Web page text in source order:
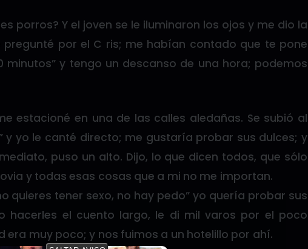
porros? Y el joven se le iluminaron los ojos y me dio la
por el C ris; me habían contado que te pone
minutos” y tengo un descanso de una hora; podemos
estacioné en una de las calles aledañas. Se subió al
y yo le canté directo; me gustaría probar sus dulces; y
puso un alto. Dijo, lo que dicen todos, que sólo
y todas esas cosas que a mi no me importan.
quieres tener sexo, no hay pedo” yo quería probar sus
hacerles el cuento largo, le di mil varos por el poco
era muy poco; y nos fuimos a un hotelillo por ahí.